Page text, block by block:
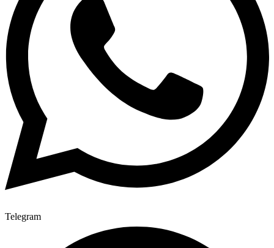
Telegram